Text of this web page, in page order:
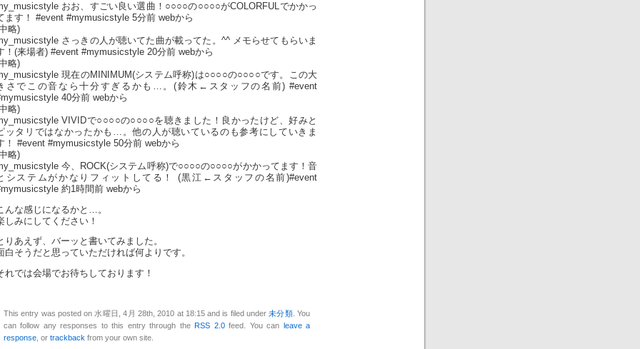
おお、すごい良い選曲！○○○○の○○○○がCOLORFULでかかっ
ます！ #event #mymusicstyle 5分前 webから
略)
さっきの人が聴いてた曲が載ってた。^^ メモらせてもらいま
！(来場者) #event #mymusicstyle 20分前 webから
略)
現在のMINIMUM(システム呼称)は○○○○の○○○○です。この大
さでこの音なら十分すぎるかも…。(鈴木←スタッフの名前) #event
40分前 webから
略)
VIVIDで○○○○の○○○○を聴きました！良かったけど、好みと
ッタリではなかったかも…。他の人が聴いているのも参考にしていきま
！ #event #mymusicstyle 50分前 webから
略)
今、ROCK(システム呼称)で○○○○の○○○○がかかってます！音
システムがかなりフィットしてる！ (黒江←スタッフの名前)#event
約1時間前 webから
んな感じになるかと…。
しみにしてください！
りあえず、バーッと書いてみました。
白そうだと思っていただければ何よりです。
れでは会場でお待ちしております！
This entry was posted on 水曜日, 4月 28th, 2010 at 18:15 and is filed under 未分類. You
can follow any responses to this entry through theRSS 2.0feed. You can leave a
response , or trackback from your own site.